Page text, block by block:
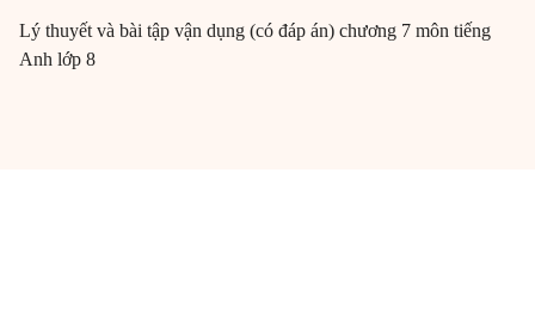
Lý thuyết và bài tập vận dụng (có đáp án) chương 7 môn tiếng
Anh lớp 8